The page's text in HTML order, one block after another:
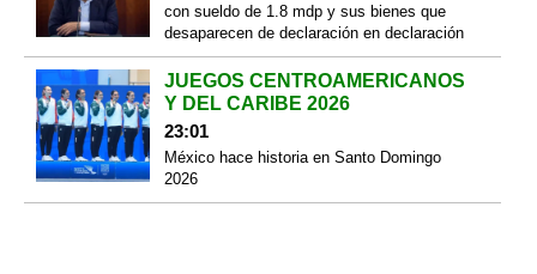
con sueldo de 1.8 mdp y sus bienes que
desaparecen de declaración en declaración
JUEGOS CENTROAMERICANOS
Y DEL CARIBE 2026
23:01
México hace historia en Santo Domingo
2026